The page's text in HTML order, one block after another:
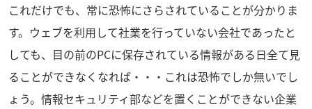
これだけでも、常に恐怖にさらされていることが分かりま
す。ウェブを利用して社業を行っていない会社であったと
しても、目の前のPCに保存されている情報がある日全て見
ることができなくなれば・・・これは恐怖でしか無いでし
ょう。情報セキュリティ部などを置くことができない企業